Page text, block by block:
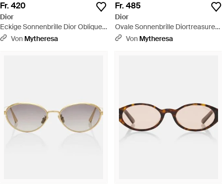
Fr. 420
Dior
Eckige Sonnenbrille Dior Oblique
S1I - Blau
Von Mytheresa
Fr. 485
Dior
Ovale Sonnenbrille Diortreasure
R1I - Braun
Von Mytheresa